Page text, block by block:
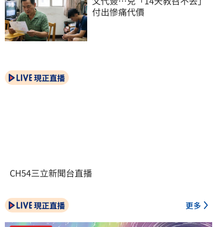
付出慘痛代價
現正直播
CH54三立新聞台直播
現正直播 更多